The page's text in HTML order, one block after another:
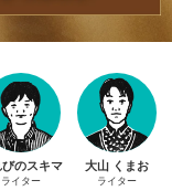
びのスキマ
ライター
大山 くまお
ライター